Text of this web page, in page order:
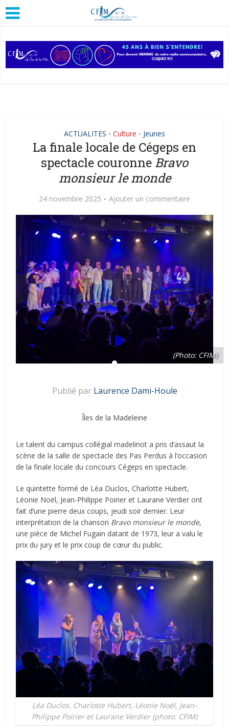
ACTUALITES • Culture • Jeunes
La finale locale de Cégeps en
spectacle couronne Bravo
monsieur le monde
24 novembre 2025 Ajouter un commentaire
(Photo: CFIM)
Publié par Laurence Dami-Houle
Îles de la Madeleine
Le talent du campus collégial madelinot a pris d’assaut la
scène de la salle de spectacle des Pas Perdus à l’occasion
de la finale locale du concours Cégeps en spectacle.
Le quintette formé de Léa Duclos, Charlotte Hubert,
Léonie Noël, Jean-Philippe Poirier et Laurane Verdier ont
fait d’une pierre deux coups, jeudi soir dernier. Leur
interprétation de la chanson Bravo monsieur le monde,
une pièce de Michel Fugain datant de 1973, leur a valu le
prix du jury et le prix coup de cœur du public.
Léa Duclos, Charlotte Hubert, Léonie Noël, Jean-
Philippe Poirier et Laurane Verdier (photo: CFIM)